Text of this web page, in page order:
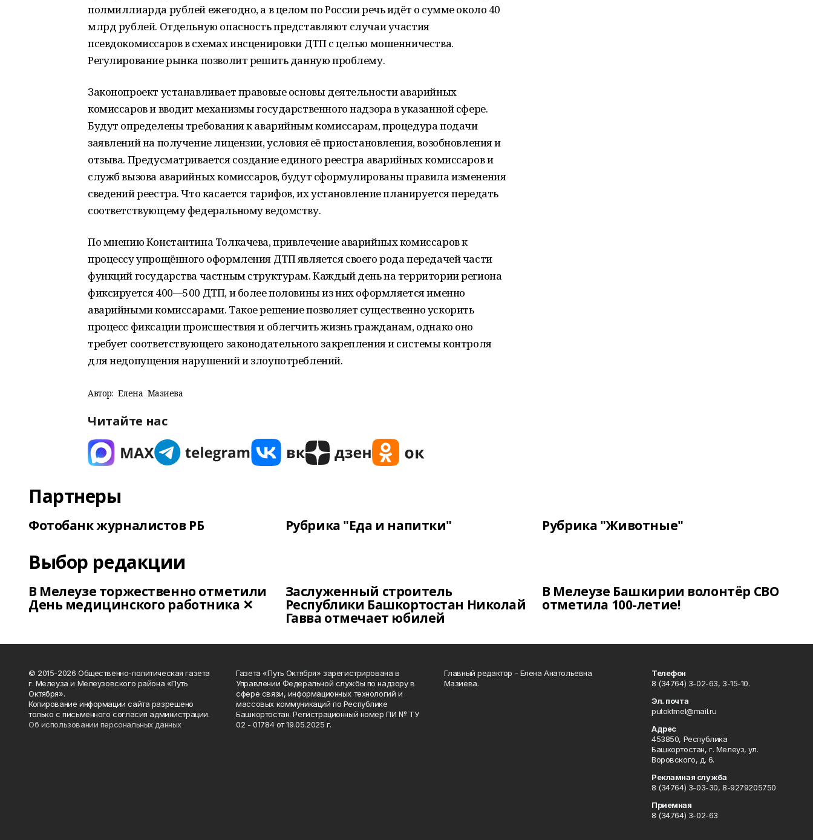
полмиллиарда рублей ежегодно, а в целом по России речь идёт о сумме около 40
млрд рублей. Отдельную опасность представляют случаи участия
псевдокомиссаров в схемах инсценировки ДТП с целью мошенничества.
Регулирование рынка позволит решить данную проблему.
Законопроект устанавливает правовые основы деятельности аварийных
комиссаров и вводит механизмы государственного надзора в указанной сфере.
Будут определены требования к аварийным комиссарам, процедура подачи
заявлений на получение лицензии, условия её приостановления, возобновления и
отзыва. Предусматривается создание единого реестра аварийных комиссаров и
служб вызова аварийных комиссаров, будут сформулированы правила изменения
сведений реестра. Что касается тарифов, их установление планируется передать
соответствующему федеральному ведомству.
По мнению Константина Толкачева, привлечение аварийных комиссаров к
процессу упрощённого оформления ДТП является своего рода передачей части
функций государства частным структурам. Каждый день на территории региона
фиксируется 400—500 ДТП, и более половины из них оформляется именно
аварийными комиссарами. Такое решение позволяет существенно ускорить
процесс фиксации происшествия и облегчить жизнь гражданам, однако оно
требует соответствующего законодательного закрепления и системы контроля
для недопущения нарушений и злоупотреблений.
Автор: Елена Мазиева
Читайте нас
Партнеры
Фотобанк журналистов РБ Рубрика "Еда и напитки" Рубрика "Животные"
Выбор редакции
В Мелеузе торжественно отметили
День медицинского работника ✕
Заслуженный строитель
Республики Башкортостан Николай
Гавва отмечает юбилей
В Мелеузе Башкирии волонтёр СВО
отметила 100-летие!
© 2015-2026 Общественно-политическая газета
г. Мелеуза и Мелеузовского района «Путь
Октября».
Копирование информации сайта разрешено
только с письменного согласия администрации.
Об использовании персональных данных
Газета «Путь Октября» зарегистрирована в
Управлении Федеральной службы по надзору в
сфере связи, информационных технологий и
массовых коммуникаций по Республике
Башкортостан. Регистрационный номер ПИ № ТУ
02 - 01784 от 19.05.2025 г.
Главный редактор - Елена Анатольевна
Мазиева.
Телефон
8 (34764) 3-02-63, 3-15-10.
Эл. почта
putoktmel@mail.ru
Адрес
453850, Республика
Башкортостан, г. Мелеуз, ул.
Воровского, д. 6.
Рекламная служба
8 (34764) 3-03-30, 8-9279205750
Приемная
8 (34764) 3-02-63